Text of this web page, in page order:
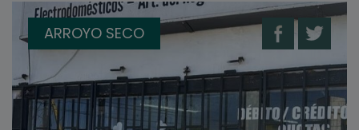
ARROYO SECO